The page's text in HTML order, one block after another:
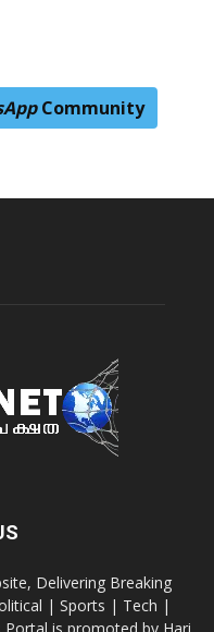
Community
Delivering Breaking
| Sports | Tech |